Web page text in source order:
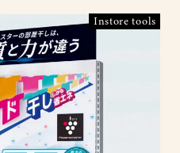
Instore tools